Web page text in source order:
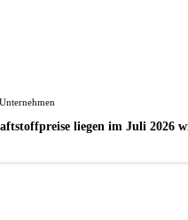
Unternehmen
liegen im Juli 2026